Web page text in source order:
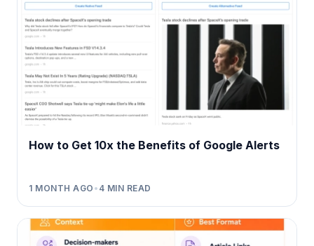
How to Get 10x the Benefits of Google Alerts
1 MONTH AGO • 4 MIN READ